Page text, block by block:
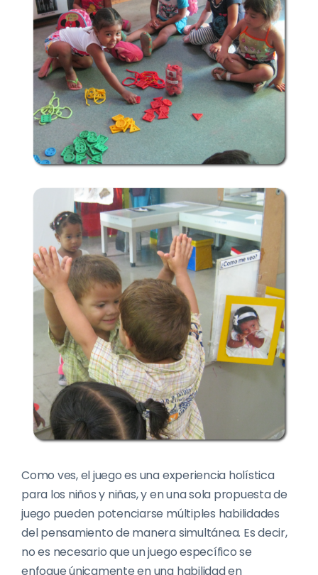
Como ves, el juego es una experiencia holística
para los niños y niñas, y en una sola propuesta de
juego pueden potenciarse múltiples habilidades
del pensamiento de manera simultánea. Es decir,
no es necesario que un juego específico se
enfoque únicamente en una habilidad en